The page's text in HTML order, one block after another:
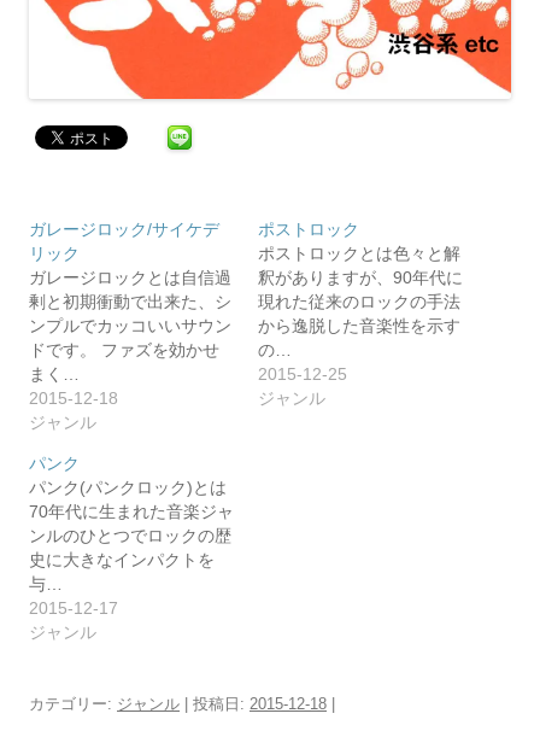
ガレージロック/サイケデ
リック
ガレージロックとは自信過
剰と初期衝動で出来た、シ
ンプルでカッコいいサウン
ドです。 ファズを効かせ
まく…
2015-12-18
ジャンル
ポストロック
ポストロックとは色々と解
釈がありますが、90年代に
現れた従来のロックの手法
から逸脱した音楽性を示す
の…
2015-12-25
ジャンル
パンク
パンク(パンクロック)とは
70年代に生まれた音楽ジャ
ンルのひとつでロックの歴
史に大きなインパクトを
与…
2015-12-17
ジャンル
カテゴリー: ジャンル | 投稿日: 2015-12-18